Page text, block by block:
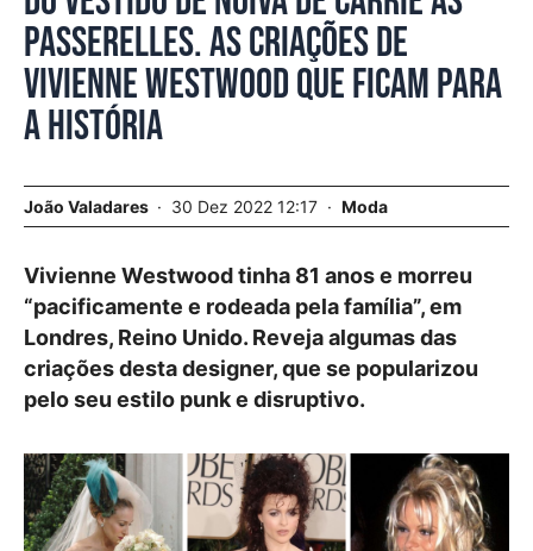
passerelles. As criações de
Vivienne Westwood que ficam para
a História
João Valadares 30 Dez 2022 12:17 Moda
Vivienne Westwood tinha 81 anos e morreu
“pacificamente e rodeada pela família”, em
Londres, Reino Unido. Reveja algumas das
criações desta designer, que se popularizou
pelo seu estilo punk e disruptivo.